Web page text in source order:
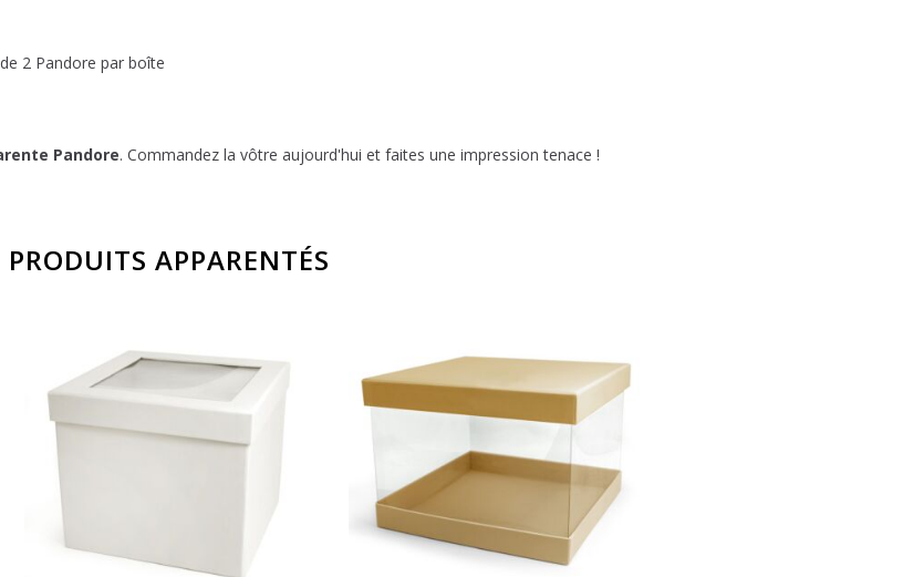
2 Pandore par boîte
Pandore. Commandez la vôtre aujourd'hui et faites une impression tenace !
PRODUITS APPARENTÉS